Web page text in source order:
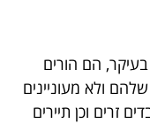
הם הורים
ולא מעוניינים
זרים וכן תיירים